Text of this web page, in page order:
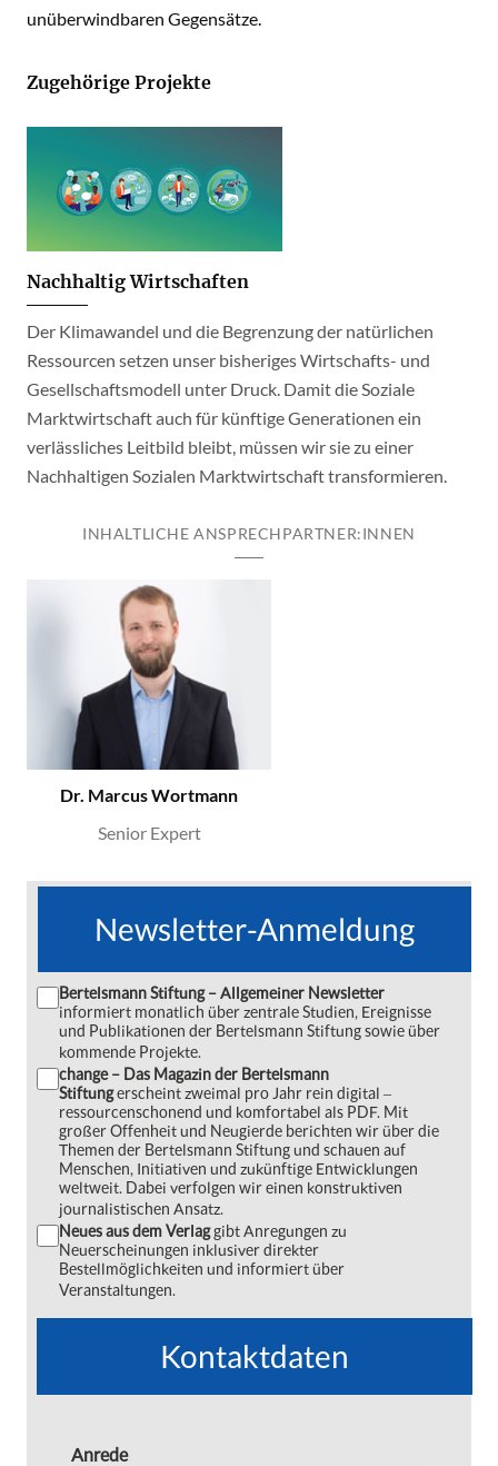
unüberwindbaren Gegensätze.
Zugehörige Projekte
Nachhaltig Wirtschaften
Der Klimawandel und die Begrenzung der natürlichen
Ressourcen setzen unser bisheriges Wirtschafts- und
Gesellschaftsmodell unter Druck. Damit die Soziale
Marktwirtschaft auch für künftige Generationen ein
verlässliches Leitbild bleibt, müssen wir sie zu einer
Nachhaltigen Sozialen Marktwirtschaft transformieren.
INHALTLICHE ANSPRECHPARTNER:INNEN
Dr. Marcus Wortmann
Senior Expert
Newsletter-Anmeldung
Bertelsmann Stiftung – Allgemeiner Newsletter
informiert monatlich über zentrale Studien, Ereignisse
und Publikationen der Bertelsmann Stiftung sowie über
kommende Projekte.
change – Das Magazin der Bertelsmann
Stiftungerscheint zweimal pro Jahr rein digital ‒
ressourcenschonend und komfortabel als PDF. Mit
großer Offenheit und Neugierde berichten wir über die
Themen der Bertelsmann Stiftung und schauen auf
Menschen, Initiativen und zukünftige Entwicklungen
weltweit. Dabei verfolgen wir einen konstruktiven
journalistischen Ansatz.
Neues aus dem Verlaggibt Anregungen zu
Neuerscheinungen inklusiver direkter
Bestellmöglichkeiten und informiert über
Veranstaltungen.
Kontaktdaten
Anrede